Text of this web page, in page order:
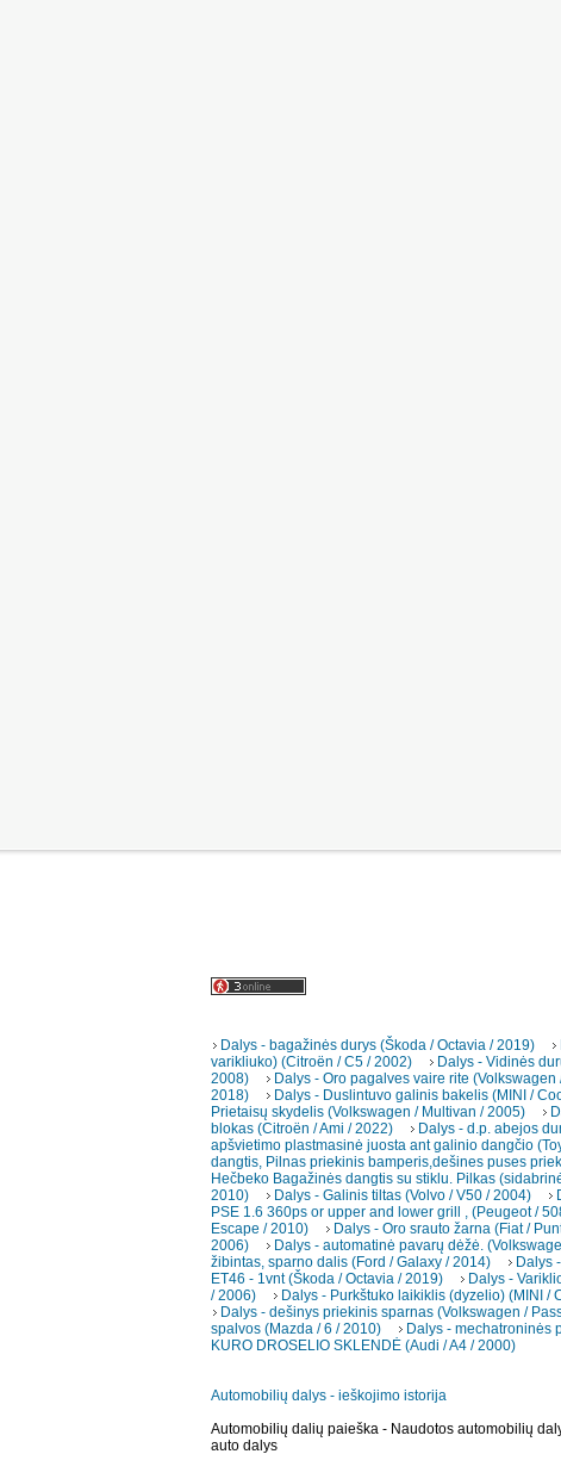
Dalys - bagažinės durys (Škoda / Octavia / 2019)
varikliuko) (Citroën / C5 / 2002)
Dalys - Vidinės
2008)
Dalys - Oro pagalves vaire rite (Volkswagen
2018)
Dalys - Duslintuvo galinis bakelis (MINI /
Prietaisų skydelis (Volkswagen / Multivan / 2005)
blokas (Citroën / Ami / 2022)
Dalys - d.p. abejos
apšvietimo plastmasinė juosta ant galinio dangčio
dangtis, Pilnas priekinis bamperis,dešines puses
Hečbeko Bagažinės dangtis su stiklu. Pilkas
2010)
Dalys - Galinis tiltas (Volvo / V50 / 2004)
PSE 1.6 360ps or upper and lower grill , (Peugeot /
Escape / 2010)
Dalys - Oro srauto žarna (Fiat /
2006)
Dalys - automatinė pavarų dėžė.
žibintas, sparno dalis (Ford / Galaxy / 2014)
Dalys
ET46 - 1vnt (Škoda / Octavia / 2019)
Dalys -
/ 2006)
Dalys - Purkštuko laikiklis (dyzelio) (MINI /
Dalys - dešinys priekinis sparnas (Volkswagen /
spalvos (Mazda / 6 / 2010)
Dalys - mechatroninės
KURO DROSELIO SKLENDĖ (Audi / A4 / 2000)
Automobilių dalys - ieškojimo istorija
Automobilių dalių paieška - Naudotos automobilių
auto dalys